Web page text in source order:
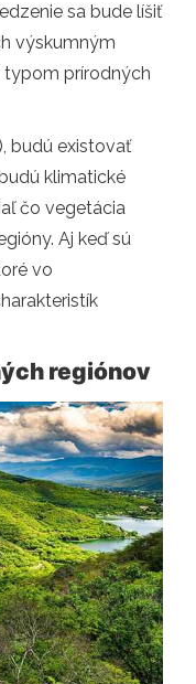
sa bude líšiť
výskumným
typom prírodných
budú existovať
klimatické
čo vegetácia
Aj keď sú
vo
regiónov